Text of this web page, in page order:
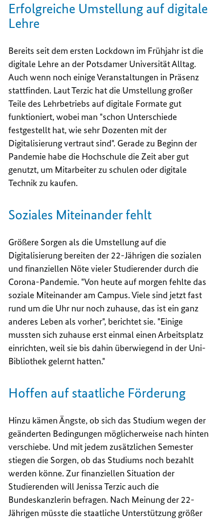
Erfolgreiche Umstellung auf digitale
Lehre
Bereits seit dem ersten Lockdown im Frühjahr ist die
digitale Lehre an der Potsdamer Universität Alltag.
Auch wenn noch einige Veranstaltungen in Präsenz
stattfinden. Laut Terzic hat die Umstellung großer
Teile des Lehrbetriebs auf digitale Formate gut
funktioniert, wobei man "schon Unterschiede
festgestellt hat, wie sehr Dozenten mit der
Digitalisierung vertraut sind". Gerade zu Beginn der
Pandemie habe die Hochschule die Zeit aber gut
genutzt, um Mitarbeiter zu schulen oder digitale
Technik zu kaufen.
Soziales Miteinander fehlt
Größere Sorgen als die Umstellung auf die
Digitalisierung bereiten der 22-Jährigen die sozialen
und finanziellen Nöte vieler Studierender durch die
Corona-Pandemie. "Von heute auf morgen fehlte das
soziale Miteinander am Campus. Viele sind jetzt fast
rund um die Uhr nur noch zuhause, das ist ein ganz
anderes Leben als vorher", berichtet sie. "Einige
mussten sich zuhause erst einmal einen Arbeitsplatz
einrichten, weil sie bis dahin überwiegend in der Uni-
Bibliothek gelernt hatten."
Hoffen auf staatliche Förderung
Hinzu kämen Ängste, ob sich das Studium wegen der
geänderten Bedingungen möglicherweise nach hinten
verschiebe. Und mit jedem zusätzlichen Semester
stiegen die Sorgen, ob das Studiums noch bezahlt
werden könne. Zur finanziellen Situation der
Studierenden will Jenissa Terzic auch die
Bundeskanzlerin befragen. Nach Meinung der 22-
Jährigen müsste die staatliche Unterstützung größer